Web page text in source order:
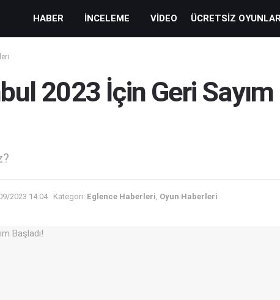
HABER İNCELEME VIDEO ÜCRETSIZ
2023 İçin Geri Sayım
2023 14:04 Kategori: Eglence Haberleri Oyun Haberleri